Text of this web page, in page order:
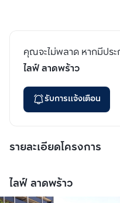
คุณจะไม่พลาด หากมีประ
ไลฟ์ ลาดพร้าว
รับการแจ้งเตือน
รายละเอียดโครงการ
ไลฟ์ ลาดพร้าว